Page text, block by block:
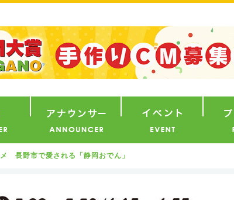
長野市で愛される「静岡おでん」